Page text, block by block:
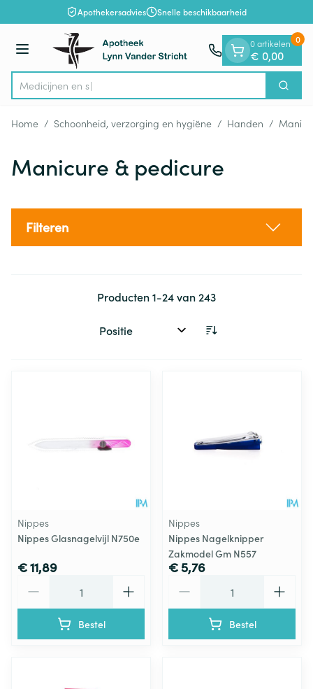
Ga naar de inhoudApothekersadvies Snelle beschikbaarheid
Menu
Product, merk, categorie... Zoek
0 artikelen
€ 0,00
0
Home / Schoonheid, verzorging en hygiëne / Handen /
Manicure & pedicure
Filteren
Producten1-24van 243
Sorteer op:
Nippes
Nippes Glasnagelvijl N750e
€ 11,89
Bestel
Nippes
Nippes Nagelknipper
Zakmodel Gm N557
€ 5,76
Bestel